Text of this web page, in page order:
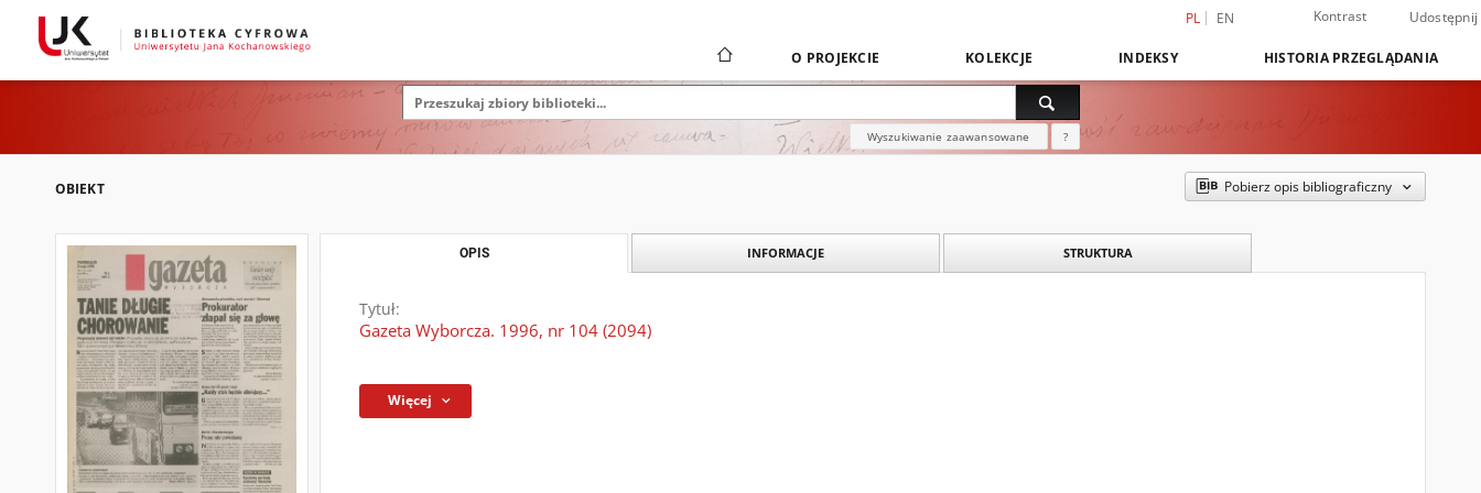
PL EN Kontrast Udostępnij
O PROJEKCIE KOLEKCJE INDEKSY HISTORIA PRZEGLĄDANIA
Wyszukiwanie zaawansowane ?
OBIEKT Pobierz opis bibliograficzny
OPIS INFORMACJE STRUKTURA
Tytuł:
Gazeta Wyborcza. 1996, nr 104 (2094)
Więcej